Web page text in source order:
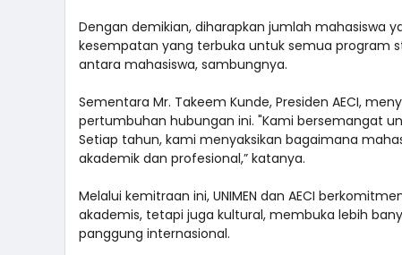
Dengan demikian, diharapkan jumlah mahasiswa
kesempatan yang terbuka untuk semua program
antara mahasiswa, sambungnya.
Sementara Mr. Takeem Kunde, Presiden AECI,
pertumbuhan hubungan ini. "Kami bersemangat
Setiap tahun, kami menyaksikan bagaimana
akademik dan profesional,” katanya.
Melalui kemitraan ini, UNIMEN dan AECI
akademis, tetapi juga kultural, membuka lebih
panggung internasional.